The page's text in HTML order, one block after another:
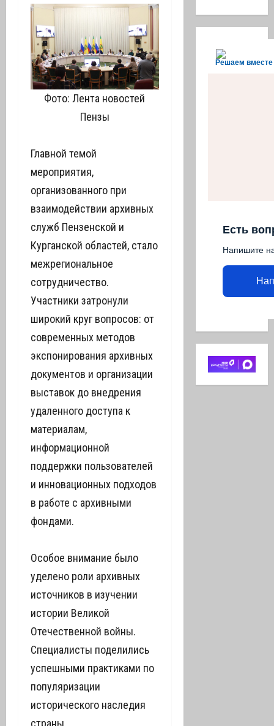
Фото: Лента новостей
Пензы
Главной темой
мероприятия,
организованного при
взаимодействии архивных
служб Пензенской и
Курганской областей, стало
межрегиональное
сотрудничество.
Участники затронули
широкий круг вопросов: от
современных методов
экспонирования архивных
документов и организации
выставок до внедрения
удаленного доступа к
материалам,
информационной
поддержки пользователей
и инновационных подходов
в работе с архивными
фондами.
Особое внимание было
уделено роли архивных
источников в изучении
истории Великой
Отечественной войны.
Специалисты поделились
успешными практиками по
популяризации
исторического наследия
страны.
Решаем вместе
Есть
Напишите